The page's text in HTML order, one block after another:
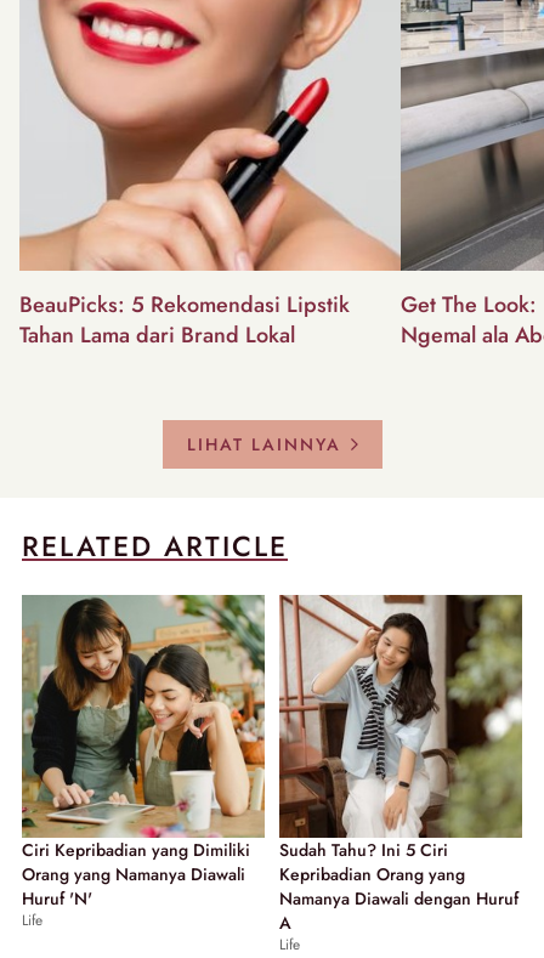
BeauPicks: 5 Rekomendasi Lipstik
Tahan Lama dari Brand Lokal
Get The
Ngemal ala
LIHAT LAINNYA
RELATED ARTICLE
Ciri Kepribadian yang Dimiliki
Orang yang Namanya Diawali
Huruf 'N'
Life
Sudah Tahu? Ini 5 Ciri
Kepribadian Orang yang
Namanya Diawali dengan Huruf
A
Life